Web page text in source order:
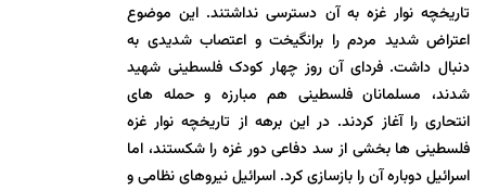
تاریخچه نوار غزه به آن دسترسی نداشتند. این موضوع
اعتراض شدید مردم را برانگیخت و اعتصاب شدیدی به
دنبال داشت. فردای آن روز چهار کودک فلسطینی شهید
شدند، مسلمانان فلسطینی هم مبارزه و حمله های
انتحاری را آغاز کردند. در این برهه از تاریخچه نوار غزه
فلسطینی ها بخشی از سد دفاعی دور غزه را شکستند، اما
اسرائیل دوباره آن را بازسازی کرد. اسرائیل نیروهای نظامی و